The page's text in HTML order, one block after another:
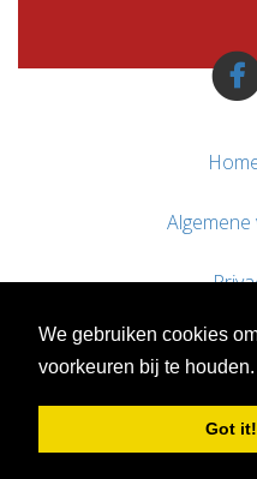
We gebruiken cookies
voorkeuren bij te houden.
Got it!